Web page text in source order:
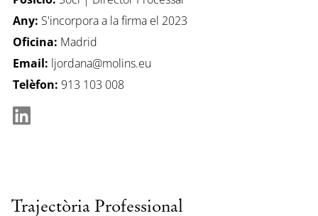
Any: S'incorpora a la firma el 2023
Oficina: Madrid
Email: ljordana@molins.eu
Telèfon: 913 103 008
Trajectòria Professional